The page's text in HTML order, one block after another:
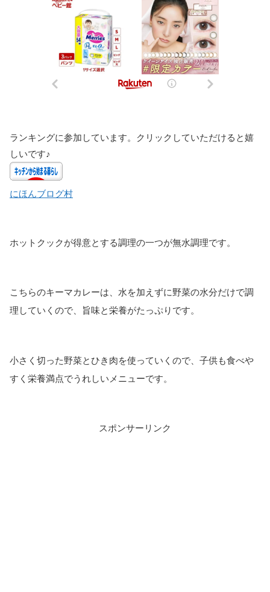
ランキングに参加しています。クリックしていただけると嬉
しいです♪
にほんブログ村
ホットクックが得意とする調理の一つが無水調理です。
こちらのキーマカレーは、水を加えずに野菜の水分だけで調
理していくので、旨味と栄養がたっぷりです。
小さく切った野菜とひき肉を使っていくので、子供も食べや
すく栄養満点でうれしいメニューです。
スポンサーリンク